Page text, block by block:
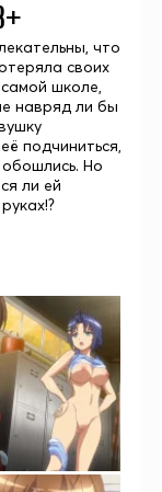
что
своих
школе,
навряд ли бы
подчиниться,
Но
ли ей